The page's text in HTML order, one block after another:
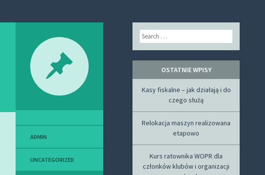
ADMIN
UNCATEGORIZED
Search
OSTATNIE WPISY
Kasy fiskalne – jak działają i do
czego służą
Relokacja maszyn realizowana
etapowo
Kurs ratownika WOPR dla
członków klubów i organizacji